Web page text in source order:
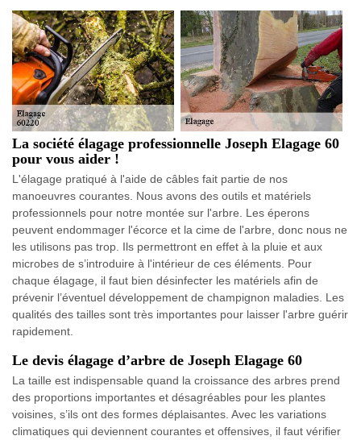
La société élagage professionnelle Joseph Elagage 60
pour vous aider !
L'élagage pratiqué à l'aide de câbles fait partie de nos
manoeuvres courantes. Nous avons des outils et matériels
professionnels pour notre montée sur l'arbre. Les éperons
peuvent endommager l'écorce et la cime de l'arbre, donc nous ne
les utilisons pas trop. Ils permettront en effet à la pluie et aux
microbes de s’introduire à l'intérieur de ces éléments. Pour
chaque élagage, il faut bien désinfecter les matériels afin de
prévenir l’éventuel développement de champignon maladies. Les
qualités des tailles sont très importantes pour laisser l'arbre guérir
rapidement.
Le devis élagage d’arbre de Joseph Elagage 60
La taille est indispensable quand la croissance des arbres prend
des proportions importantes et désagréables pour les plantes
voisines, s’ils ont des formes déplaisantes. Avec les variations
climatiques qui deviennent courantes et offensives, il faut vérifier